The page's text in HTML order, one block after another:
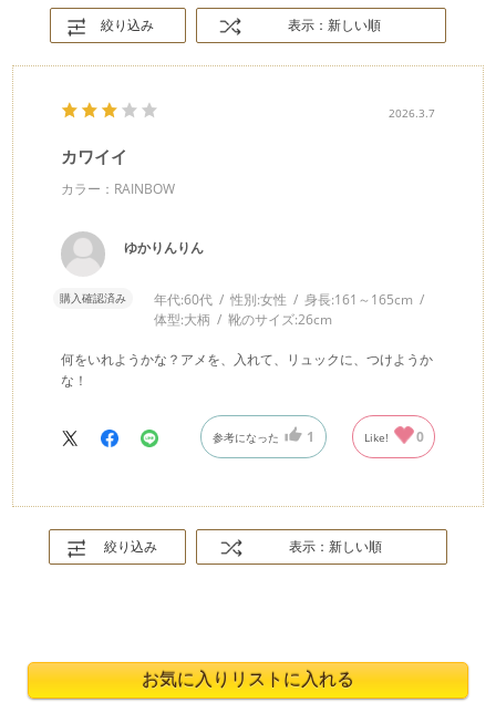
絞り込み 表示：新しい順
2026.3.7
カワイイ
カラー：RAINBOW
ゆかりんりん
購入確認済み 年代:60代 性別:女性 身長:161～165cm
体型:大柄 靴のサイズ:26cm
何をいれようかな？アメを、入れて、リュックに、つけようか
な！
参考になった 1 Like! 0
絞り込み 表示：新しい順